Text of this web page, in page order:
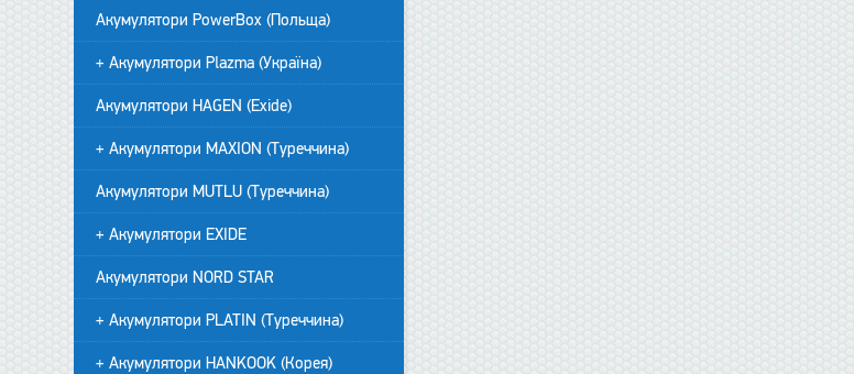
Акумулятори PowerBox (Польща)
+ Акумулятори Plazma (Україна)
Акумулятори HAGEN (Exide)
+ Акумулятори MAXION (Туреччина)
Акумулятори MUTLU (Туреччина)
+ Акумулятори EXIDE
Акумулятори NORD STAR
+ Акумулятори PLATIN (Туреччина)
+ Акумулятори HANKOOK (Корея)